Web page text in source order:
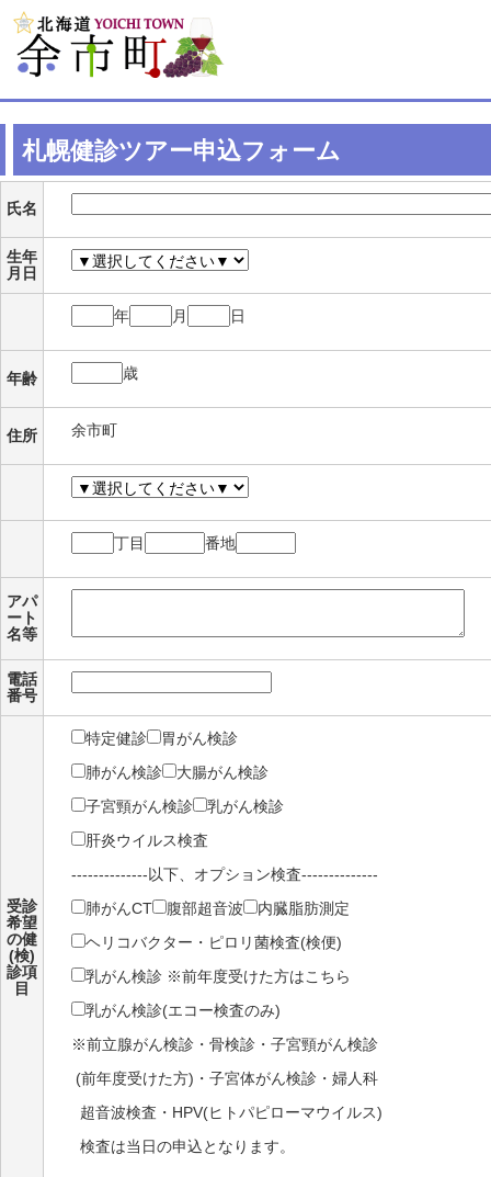
札幌健診ツアー申込フォーム
氏名
生年
月日
年 月 日
年齢 歳
住所 余市町
丁目 番地
アパ
ート
名等
電話
番号
受診
希望
の健
(検)
診項
目
特定健診
胃がん検診
肺がん検診
大腸がん検診
子宮頸がん検診
乳がん検診
肝炎ウイルス検査
--------------以下、オプション検査--------------
肺がんCT
腹部超音波
内臓脂肪測定
ヘリコバクター・ピロリ菌検査(検便)
乳がん検診 ※前年度受けた方はこちら
乳がん検診(エコー検査のみ)
※前立腺がん検診・骨検診・子宮頸がん検診
(前年度受けた方)・子宮体がん検診・婦人科
超音波検査・HPV(ヒトパピローマウイルス)
検査は当日の申込となります。